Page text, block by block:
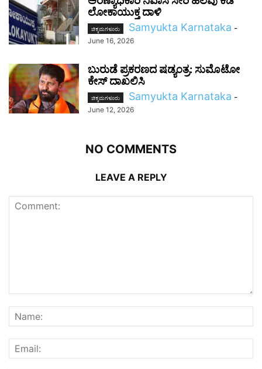
ಲೋಕಾಯುಕ್ತ ದಾಳಿ
ಚಿಕ್ಕಮಗಳೂರು Samyukta Karnataka -
June 16, 2026
ಬುರುಡೆ ಪ್ರಕರಣದ ಷಡ್ಯಂತ್ರ: ಸುಮೊಟೋ
ಕೇಸ್ ದಾಖಲಿಸಿ
ಚಿಕ್ಕಮಗಳೂರು Samyukta Karnataka -
June 12, 2026
NO COMMENTS
LEAVE A REPLY